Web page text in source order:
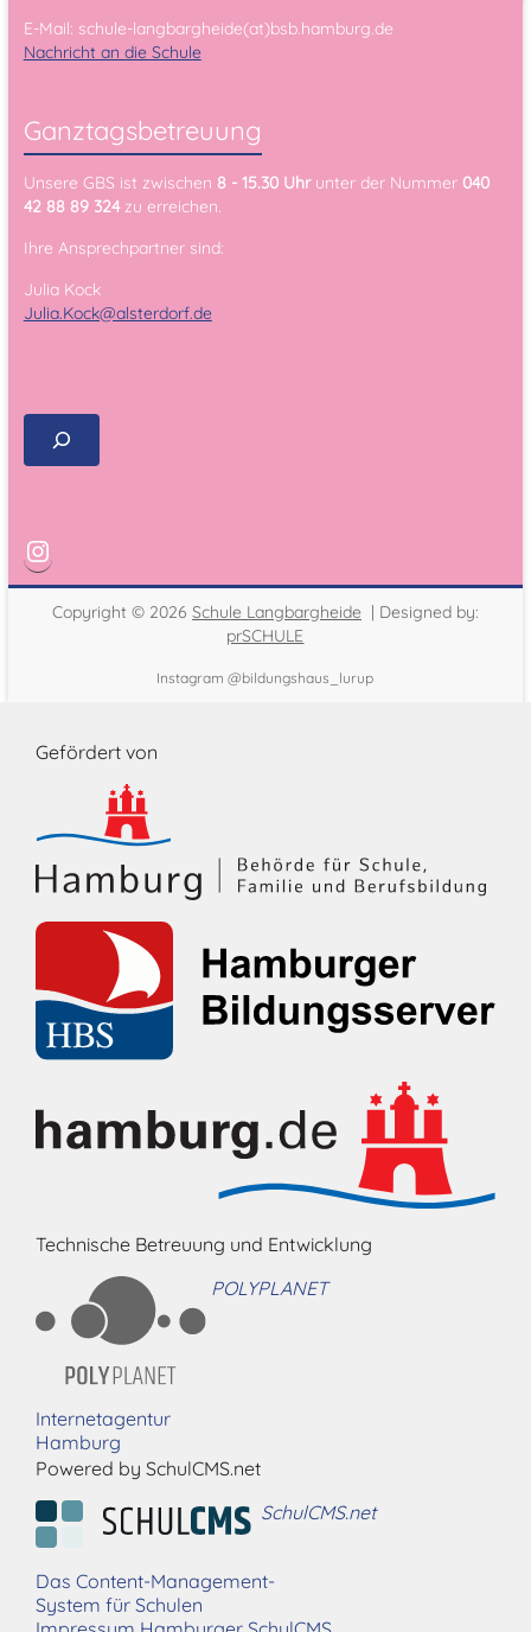
E-Mail: schule-langbargheide(at)bsb.hamburg.de
Nachricht an die Schule
Ganztagsbetreuung
Unsere GBS ist zwischen 8 - 15.30 Uhrunter der Nummer 040
42 88 89 324zu erreichen.
Ihre Ansprechpartner sind:
Julia Kock
Julia.Kock@alsterdorf.de
Copyright © 2026 Schule Langbargheide | Designed by:
prSCHULE
Instagram @bildungshaus_lurup
Gefördert von
Technische Betreuung und Entwicklung
POLYPLANET
Internetagentur
Hamburg
Powered by SchulCMS.net
SchulCMS.net
Das Content-Management-
System für Schulen